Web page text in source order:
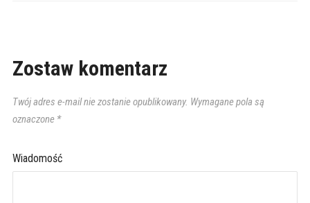
Zostaw komentarz
Twój adres e-mail nie zostanie opublikowany. Wymagane pola są
oznaczone *
Wiadomość